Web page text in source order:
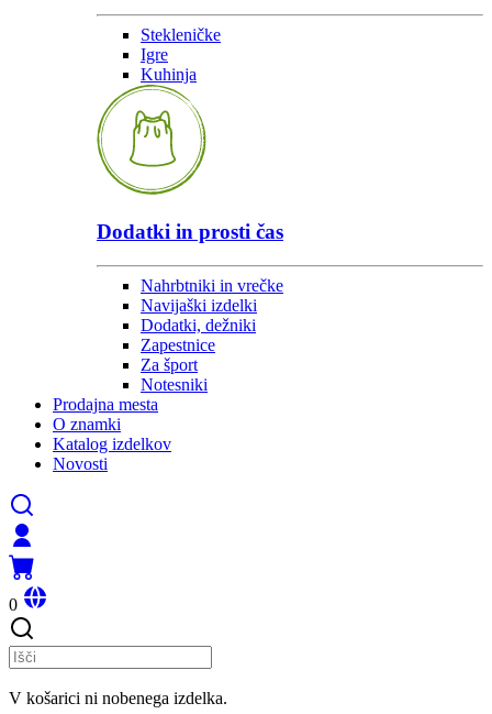
Stekleničke
Igre
Kuhinja
Dodatki in prosti čas
Nahrbtniki in vrečke
Navijaški izdelki
Dodatki, dežniki
Zapestnice
Za šport
Notesniki
Prodajna mesta
O znamki
Katalog izdelkov
Novosti
0
V košarici ni nobenega izdelka.